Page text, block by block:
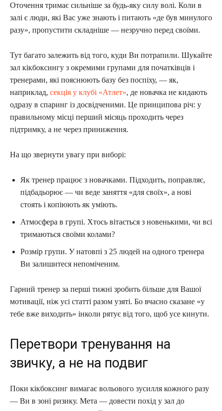
Оточення тримає сильніше за будь-яку силу волі. Коли в
залі є люди, які Вас уже знають і питають «де був минулого
разу», пропустити складніше — незручно перед своїми.
Тут багато залежить від того, куди Ви потрапили. Шукайте
зал кікбоксингу з окремими групами для початківців і
тренерами, які пояснюють базу без поспіху, — як,
наприклад, секція у клубі «Атлет», де новачка не кидають
одразу в спаринг із досвідченими. Це принципова річ: у
правильному місці перший місяць проходить через
підтримку, а не через приниження.
На що звернути увагу при виборі:
Як тренер працює з новачками. Підходить, поправляє,
підбадьорює — чи веде заняття «для своїх», а нові
стоять і копіюють як уміють.
Атмосфера в групі. Хтось вітається з новенькими, чи всі
тримаються своїми колами?
Розмір групи. У натовпі з 25 людей на одного тренера
Ви залишитеся непоміченим.
Гарний тренер за перші тижні зробить більше для Вашої
мотивації, ніж усі статті разом узяті. Бо вчасно сказане «у
тебе вже виходить» інколи рятує від того, щоб усе кинути.
Перетвори тренування на
звичку, а не на подвиг
Поки кікбоксинг вимагає вольового зусилля кожного разу
— Ви в зоні ризику. Мета — довести похід у зал до